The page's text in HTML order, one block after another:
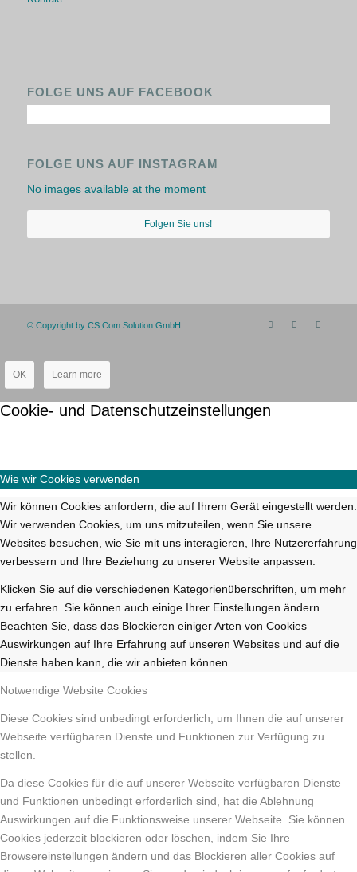
FOLGE UNS AUF FACEBOOK
FOLGE UNS AUF INSTAGRAM
No images available at the moment
Folgen Sie uns!
© Copyright by CS Com Solution GmbH
OK Learn more
Cookie- und Datenschutzeinstellungen
Wie wir Cookies verwenden
Wir können Cookies anfordern, die auf Ihrem Gerät eingestellt werden.
Wir verwenden Cookies, um uns mitzuteilen, wenn Sie unsere
Websites besuchen, wie Sie mit uns interagieren, Ihre Nutzererfahrung
verbessern und Ihre Beziehung zu unserer Website anpassen.
Klicken Sie auf die verschiedenen Kategorienüberschriften, um mehr
zu erfahren. Sie können auch einige Ihrer Einstellungen ändern.
Beachten Sie, dass das Blockieren einiger Arten von Cookies
Auswirkungen auf Ihre Erfahrung auf unseren Websites und auf die
Dienste haben kann, die wir anbieten können.
Notwendige Website Cookies
Diese Cookies sind unbedingt erforderlich, um Ihnen die auf unserer
Webseite verfügbaren Dienste und Funktionen zur Verfügung zu
stellen.
Da diese Cookies für die auf unserer Webseite verfügbaren Dienste
und Funktionen unbedingt erforderlich sind, hat die Ablehnung
Auswirkungen auf die Funktionsweise unserer Webseite. Sie können
Cookies jederzeit blockieren oder löschen, indem Sie Ihre
Browsereinstellungen ändern und das Blockieren aller Cookies auf